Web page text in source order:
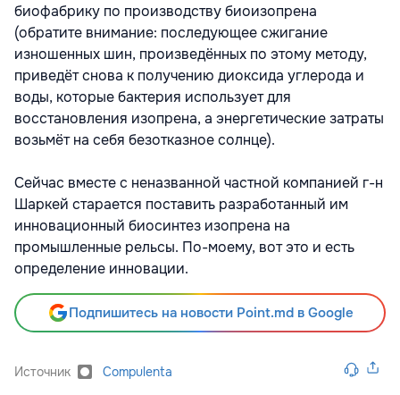
биофабрику по производству биоизопрена
(обратите внимание: последующее сжигание
изношенных шин, произведённых по этому методу,
приведёт снова к получению диоксида углерода и
воды, которые бактерия использует для
восстановления изопрена, а энергетические затраты
возьмёт на себя безотказное солнце).
Сейчас вместе с неназванной частной компанией г-н
Шаркей старается поставить разработанный им
инновационный биосинтез изопрена на
промышленные рельсы. По-моему, вот это и есть
определение инновации.
Подпишитесь на новости Point.md в Google
Источник Compulenta